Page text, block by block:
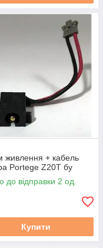
живлення + кабель
Portege Z20T бу
до відправки 2 од.
Купити